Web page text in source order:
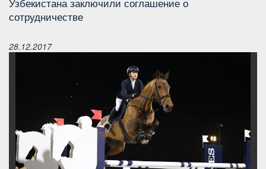
Узбекистана заключили соглашение о
сотрудничестве
28.12.2017